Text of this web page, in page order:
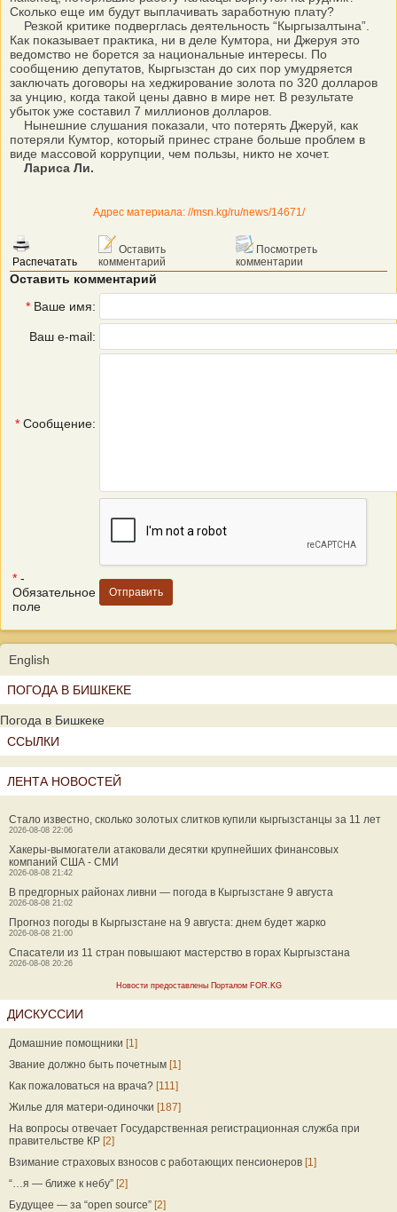
Сколько еще им будут выплачивать заработную плату?
Резкой критике подверглась деятельность “Кыргызалтына”.
Как показывает практика, ни в деле Кумтора, ни Джеруя это
ведомство не борется за национальные интересы. По
сообщению депутатов, Кыргызстан до сих пор умудряется
заключать договоры на хеджирование золота по 320 долларов
за унцию, когда такой цены давно в мире нет. В результате
убыток уже составил 7 миллионов долларов.
Нынешние слушания показали, что потерять Джеруй, как
потеряли Кумтор, который принес стране больше проблем в
виде массовой коррупции, чем пользы, никто не хочет.
Лариса Ли.
Адрес материала: //msn.kg/ru/news/14671/
Распечатать
Оставить
комментарий
Посмотреть
комментарии
Оставить комментарий
* Ваше имя:
Ваш e-mail:
* Сообщение:
* -
Обязательное
поле
English
ПОГОДА В БИШКЕКЕ
Погода в Бишкеке
ССЫЛКИ
ЛЕНТА НОВОСТЕЙ
Стало известно, сколько золотых слитков купили кыргызстанцы за 11 лет
2026-08-08 22:06
Хакеры-вымогатели атаковали десятки крупнейших финансовых
компаний США - СМИ
2026-08-08 21:42
В предгорных районах ливни — погода в Кыргызстане 9 августа
2026-08-08 21:02
Прогноз погоды в Кыргызстане на 9 августа: днем будет жарко
2026-08-08 21:00
Спасатели из 11 стран повышают мастерство в горах Кыргызстана
2026-08-08 20:26
Новости предоставлены Порталом FOR.KG
ДИСКУССИИ
Домашние помощники [1]
Звание должно быть почетным [1]
Как пожаловаться на врача? [111]
Жилье для матери-одиночки [187]
На вопросы отвечает Государственная регистрационная служба при
правительстве КР [2]
Взимание страховых взносов с работающих пенсионеров [1]
“…я — ближе к небу” [2]
Будущее — за “open source” [2]